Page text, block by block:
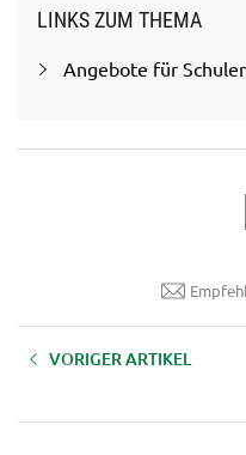
LINKS ZUM THEMA
Angebote für
VORIGER ARTIKEL